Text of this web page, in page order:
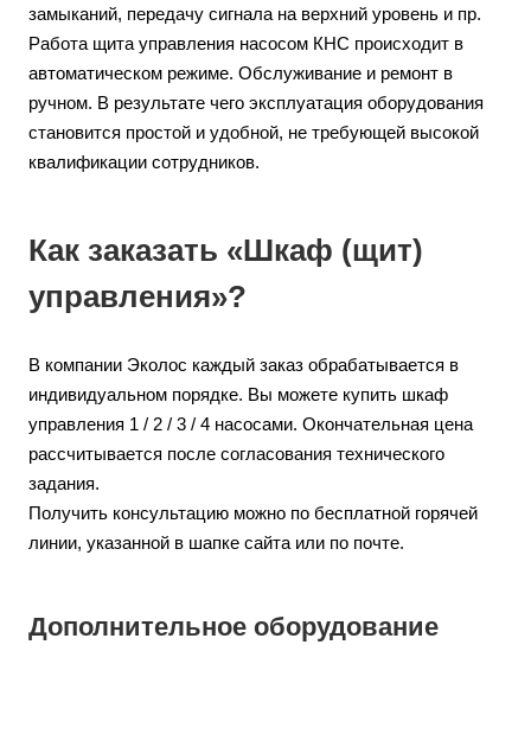
замыканий, передачу сигнала на верхний уровень и пр.
Работа щита управления насосом КНС происходит в
автоматическом режиме. Обслуживание и ремонт в
ручном. В результате чего эксплуатация оборудования
становится простой и удобной, не требующей высокой
квалификации сотрудников.
Как заказать «Шкаф (щит)
управления»?
В компании Эколос каждый заказ обрабатывается в
индивидуальном порядке. Вы можете купить шкаф
управления 1 / 2 / 3 / 4 насосами. Окончательная цена
рассчитывается после согласования технического
задания.
Получить консультацию можно по бесплатной горячей
линии, указанной в шапке сайта или по почте.
Дополнительное оборудование